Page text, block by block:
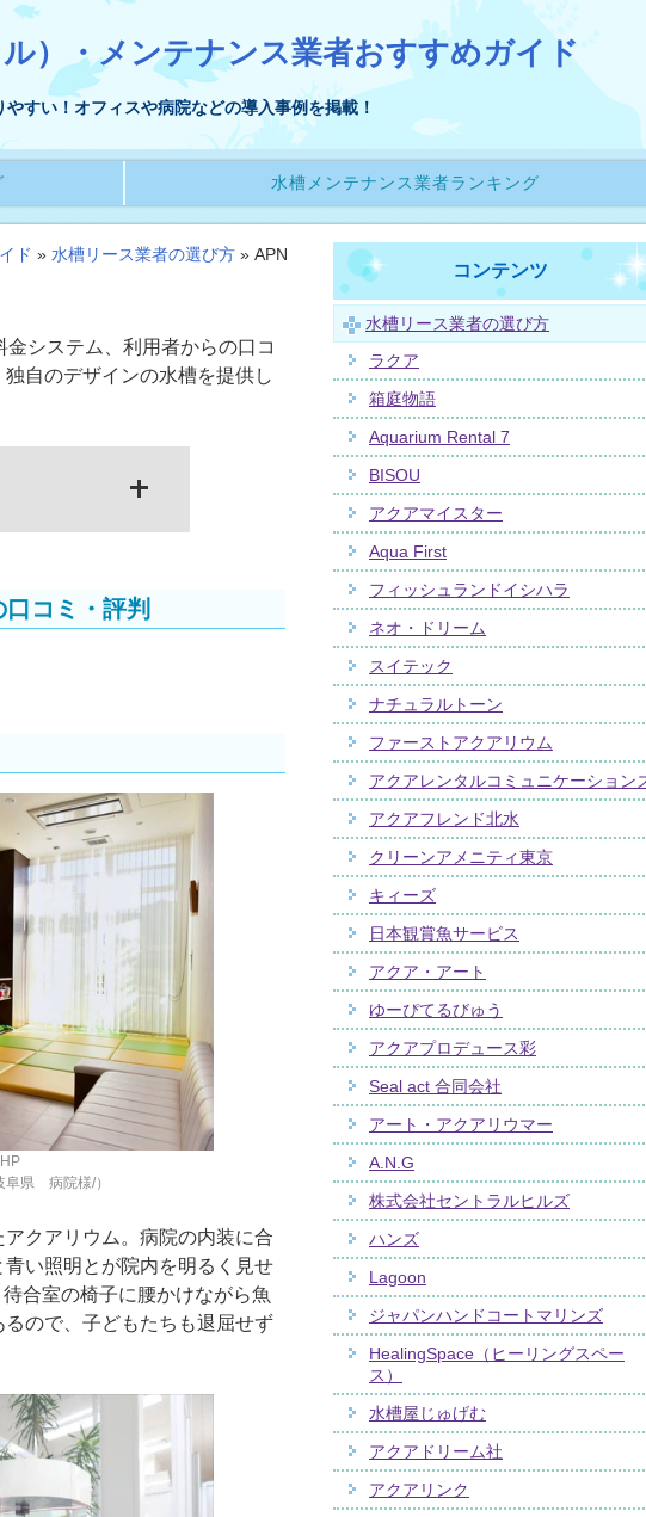
）・メンテナンス業者おすすめガイド
すい！オフィスや病院などの導入事例を掲載！
水槽メンテナンス業者ランキング
ド » 水槽リース業者の選び方 » APN
システム、利用者からの口コ
自のデザインの水槽を提供し
コミ・評判
阜県 病院様/）
クアリウム。病院の内装に合
い照明とが院内を明るく見せ
合室の椅子に腰かけながら魚
ので、子どもたちも退屈せず
コンテンツ
水槽リース業者の選び方
ラクア
箱庭物語
Aquarium Rental 7
BISOU
アクアマイスター
Aqua First
フィッシュランドイシハラ
ネオ・ドリーム
スイテック
ナチュラルトーン
ファーストアクアリウム
アクアレンタルコミュニケーション
アクアフレンド北水
クリーンアメニティ東京
キィーズ
日本観賞魚サービス
アクア・アート
ゆーぴてるびゅう
アクアプロデュース彩
Seal act 合同会社
アート・アクアリウマー
A.N.G
株式会社セントラルヒルズ
ハンズ
Lagoon
ジャパンハンドコートマリンズ
HealingSpace（ヒーリングスペー
ス）
水槽屋じゅげむ
アクアドリーム社
アクアリンク